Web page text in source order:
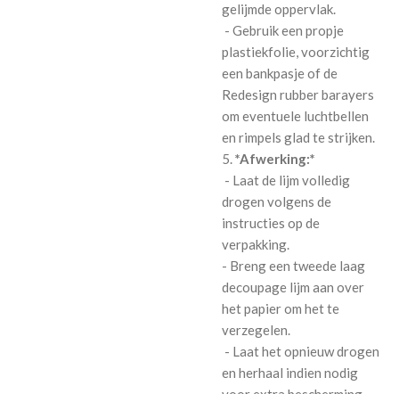
gelijmde oppervlak.
- Gebruik een propje
plastiekfolie, voorzichtig
een bankpasje of de
Redesign rubber barayers
om eventuele luchtbellen
en rimpels glad te strijken.
5.*Afwerking:*
- Laat de lijm volledig
drogen volgens de
instructies op de
verpakking.
- Breng een tweede laag
decoupage lijm aan over
het papier om het te
verzegelen.
- Laat het opnieuw drogen
en herhaal indien nodig